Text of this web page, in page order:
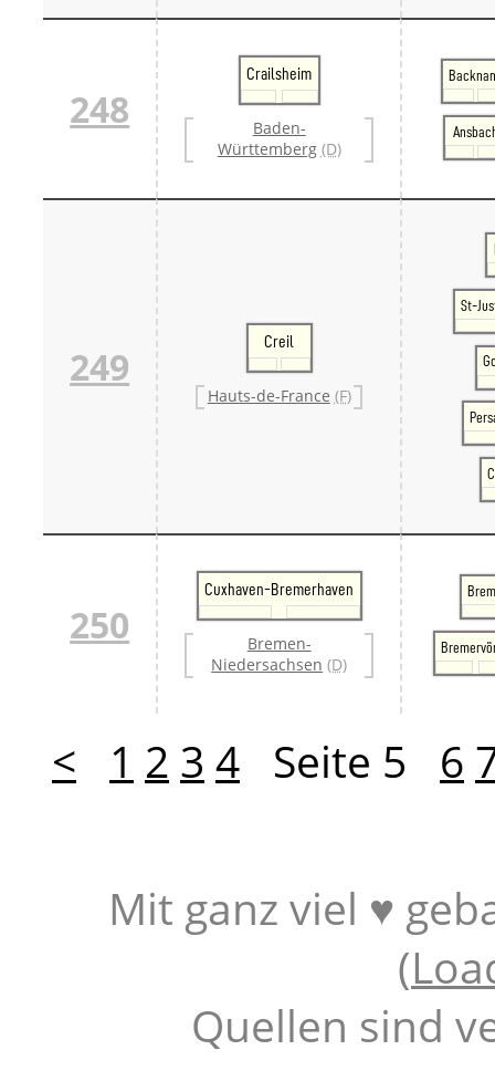
248
Crailsheim
Baden-
Württemberg (D)
249
Creil
Hauts-de-France (F)
St-
250
Cuxhaven-Bremerhaven
Bremen-
Niedersachsen (D)
< 1 2 3 4 Seite 5 6
Mit ganz viel ♥
(
Quellen sind